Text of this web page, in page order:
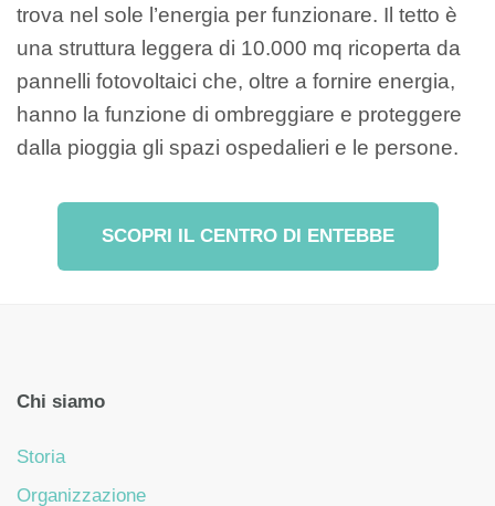
trova nel sole l’energia per funzionare. Il tetto è
una struttura leggera di 10.000 mq ricoperta da
pannelli fotovoltaici che, oltre a fornire energia,
hanno la funzione di ombreggiare e proteggere
dalla pioggia gli spazi ospedalieri e le persone.
SCOPRI IL CENTRO DI ENTEBBE
Chi siamo
Storia
Organizzazione